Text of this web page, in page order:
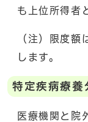
も上位所得者
（注）限度額
します。
特定疾病療養
医療機関と院